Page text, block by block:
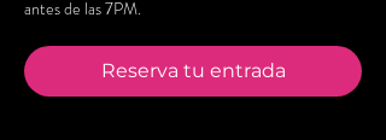
antes de las 7PM.
Reserva tu entrada